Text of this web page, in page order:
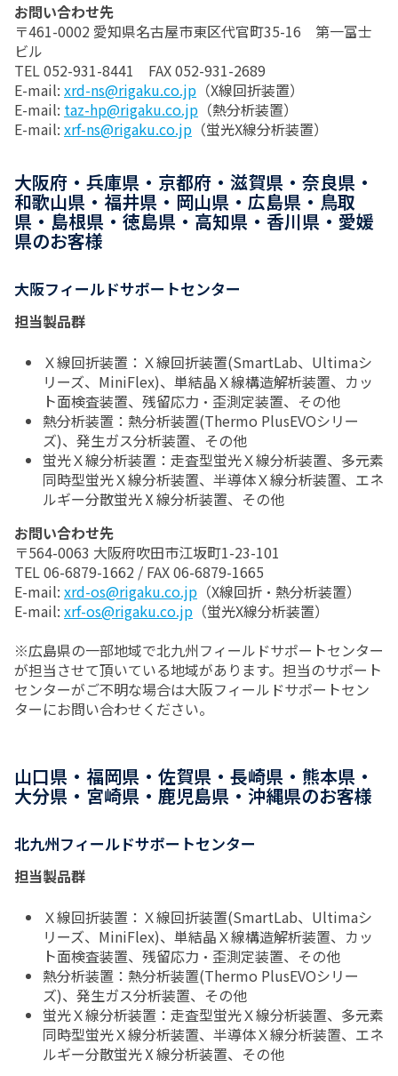
お問い合わせ先
〒461-0002 愛知県名古屋市東区代官町35-16 第一富士
ビル
TEL 052-931-8441 FAX 052-931-2689
E-mail: xrd-ns@rigaku.co.jp （X線回折装置）
E-mail: taz-hp@rigaku.co.jp （熱分析装置）
E-mail: xrf-ns@rigaku.co.jp （蛍光X線分析装置）
大阪府・兵庫県・京都府・滋賀県・奈良県・
和歌山県・福井県・岡山県・広島県・鳥取
県・島根県・徳島県・高知県・香川県・愛媛
県のお客様
大阪フィールドサポートセンター
担当製品群
Ｘ線回折装置：Ｘ線回折装置(SmartLab、Ultimaシ
リーズ、MiniFlex)、単結晶Ｘ線構造解析装置、カッ
ト面検査装置、残留応力・歪測定装置、その他
熱分析装置：熱分析装置(Thermo PlusEVOシリー
ズ)、発生ガス分析装置、その他
蛍光Ｘ線分析装置：走査型蛍光Ｘ線分析装置、多元素
同時型蛍光Ｘ線分析装置、半導体Ｘ線分析装置、エネ
ルギー分散蛍光Ⅹ線分析装置、その他
お問い合わせ先
〒564-0063 大阪府吹田市江坂町1-23-101
TEL 06-6879-1662 / FAX 06-6879-1665
E-mail: xrd-os@rigaku.co.jp （X線回折・熱分析装置）
E-mail: xrf-os@rigaku.co.jp （蛍光X線分析装置）
※広島県の一部地域で北九州フィールドサポートセンター
が担当させて頂いている地域があります。担当のサポート
センターがご不明な場合は大阪フィールドサポートセン
ターにお問い合わせください。
山口県・福岡県・佐賀県・長崎県・熊本県・
大分県・宮崎県・鹿児島県・沖縄県のお客様
北九州フィールドサポートセンター
担当製品群
Ｘ線回折装置：Ｘ線回折装置(SmartLab、Ultimaシ
リーズ、MiniFlex)、単結晶Ｘ線構造解析装置、カッ
ト面検査装置、残留応力・歪測定装置、その他
熱分析装置：熱分析装置(Thermo PlusEVOシリー
ズ)、発生ガス分析装置、その他
蛍光Ｘ線分析装置：走査型蛍光Ｘ線分析装置、多元素
同時型蛍光Ｘ線分析装置、半導体Ｘ線分析装置、エネ
ルギー分散蛍光Ⅹ線分析装置、その他